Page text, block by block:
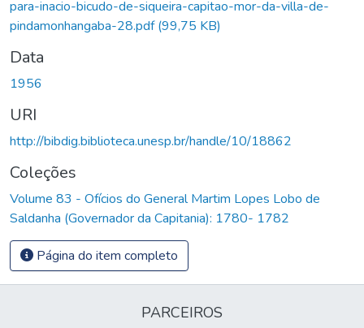
para-inacio-bicudo-de-siqueira-capitao-mor-da-villa-de-
pindamonhangaba-28.pdf(99,75 KB)
Data
1956
URI
http://bibdig.biblioteca.unesp.br/handle/10/18862
Coleções
Volume 83 - Ofícios do General Martim Lopes Lobo de
Saldanha (Governador da Capitania): 1780- 1782
Página do item completo
PARCEIROS